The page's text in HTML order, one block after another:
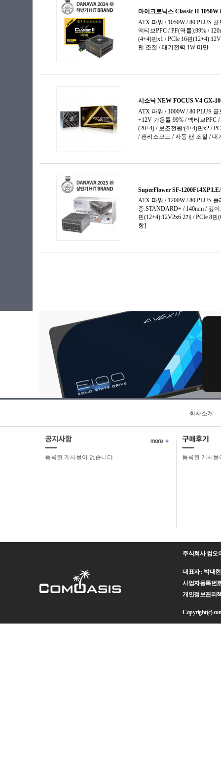
회사소개
등록된 게시물이 없습니다. 등록된 게시물
주식회사 컴오
대표자 : 박대
사업자등록번
개인정보관리
Copyright(c)